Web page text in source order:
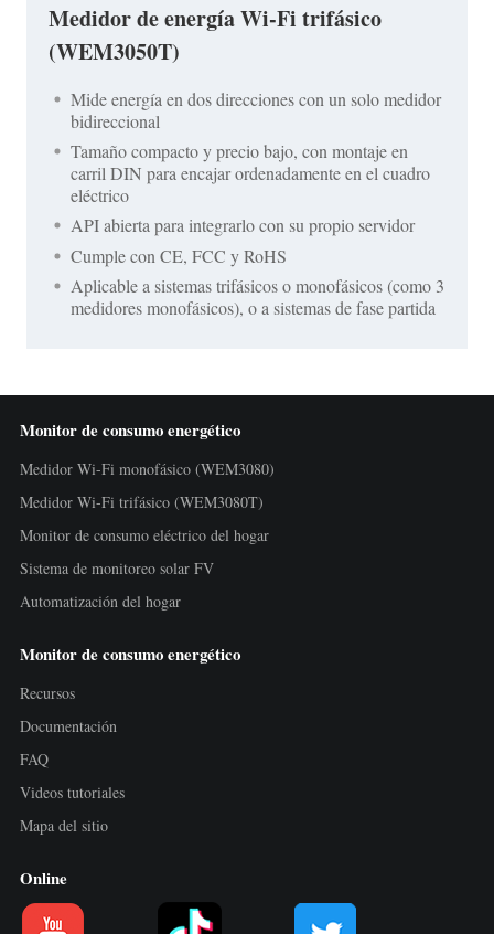
Medidor de energía Wi-Fi trifásico
(WEM3050T)
Mide energía en dos direcciones con un solo medidor
bidireccional
Tamaño compacto y precio bajo, con montaje en
carril DIN para encajar ordenadamente en el cuadro
eléctrico
API abierta para integrarlo con su propio servidor
Cumple con CE, FCC y RoHS
Aplicable a sistemas trifásicos o monofásicos (como 3
medidores monofásicos), o a sistemas de fase partida
Monitor de consumo energético
Medidor Wi-Fi monofásico (WEM3080)
Medidor Wi-Fi trifásico (WEM3080T)
Monitor de consumo eléctrico del hogar
Sistema de monitoreo solar FV
Automatización del hogar
Monitor de consumo energético
Recursos
Documentación
FAQ
Videos tutoriales
Mapa del sitio
Online